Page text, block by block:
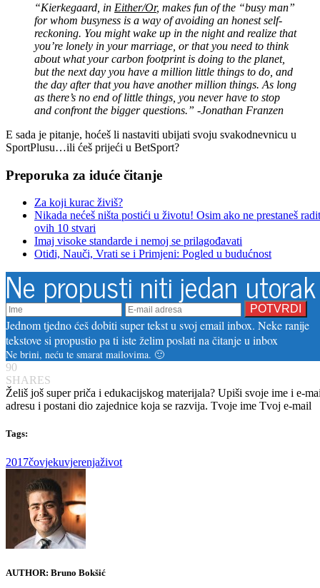
“Kierkegaard, in Either/Or, makes fun of the “busy man”
for whom busyness is a way of avoiding an honest self-
reckoning. You might wake up in the night and realize that
you’re lonely in your marriage, or that you need to think
about what your carbon footprint is doing to the planet,
but the next day you have a million little things to do, and
the day after that you have another million things. As long
as there’s no end of little things, you never have to stop
and confront the bigger questions.” -Jonathan Franzen
E sada je pitanje, hoćeš li nastaviti ubijati svoju svakodnevnicu u
SportPlusu…ili ćeš prijeći u BetSport?
Preporuka za iduće čitanje
Za koji kurac živiš?
Nikada nećeš ništa postići u životu! Osim ako ne prestaneš
ovih 10 stvari
Imaj visoke standarde i nemoj se prilagođavati
Otiđi, Nauči, Vrati se i Primjeni: Pogled u budućnost
Ne propusti niti jedan utorak
Jednom tjedno ćeš dobiti super tekst u svoj email inbox. Neke ranije
tekstove si propustio pa ti iste želim poslati na čitanje u inbox
Ne brini, neću te smarat mailovima. 🙂
90
SHARES
Želiš još super priča i edukacijskog materijala? Upiši svoje ime i e-
adresu i postani dio zajednice koja se razvija. Tvoje ime Tvoj e-mail
Tags:
2017čovjekuvjerenjaživot
AUTHOR: Bruno Bokšić